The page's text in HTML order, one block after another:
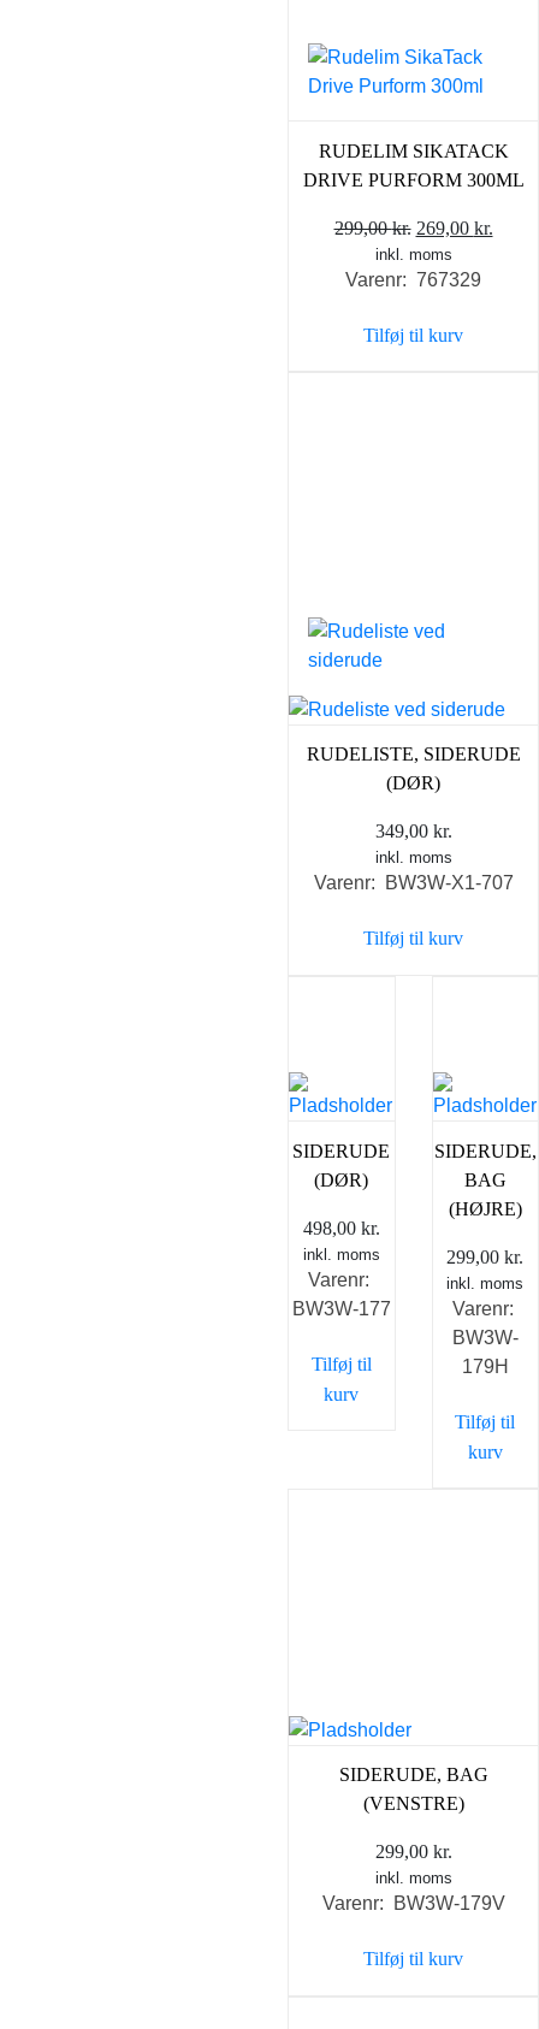
RUDELIM SIKATACK
DRIVE PURFORM 300ML
299,00kr. Den
oprindelige
pris
299,00 kr..
269,00 kr.
inkl. moms
Varenr: 767329
Tilføj til kurv
RUDELISTE, SIDERUDE
(DØR)
349,00 kr.
inkl. moms
Varenr: BW3W-X1-707
Tilføj til kurv
SIDERUDE
(DØR)
498,00 kr.
inkl. moms
Varenr:
BW3W-177
Tilføj til
kurv
SIDERUDE,
BAG
(HØJRE)
299,00kr.
inkl. moms
Varenr:
BW3W-
179H
Tilføj til
kurv
SIDERUDE, BAG
(VENSTRE)
299,00 kr.
inkl. moms
Varenr: BW3W-179V
Tilføj til kurv